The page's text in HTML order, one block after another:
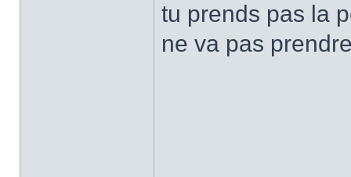
tu prends pas la
ne va pas